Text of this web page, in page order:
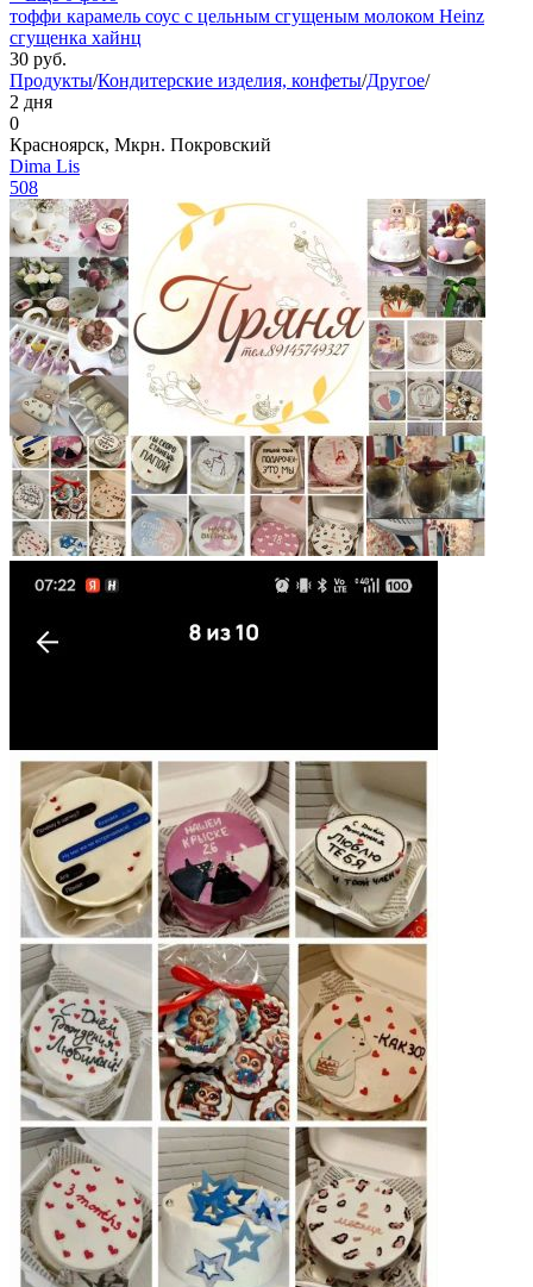
тоффи карамель соус с цельным сгущеным молоком Heinz
сгущенка хайнц
30 руб.
Продукты/Кондитерские изделия, конфеты/Другое/
2 дня
0
Красноярск, Мкрн. Покровский
Dima Lis
508